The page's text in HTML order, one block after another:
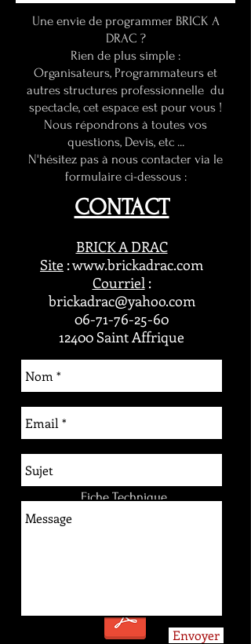
Une envie de programmer BRICK A
DRAC ?
Rien de plus simple :
Organisateurs, Programmateurs et
autres structures professionnelle du
spectacle, cet espace est pour vous !
Nous répondrons à toutes vos
questions, Devis, etc ...
N'hésitez pas à nous contacter via le
formulaire ci-dessous :
CONTACT
BRICK A DRAC
Site :www.brickadrac.com
Courriel:
brickadrac@yahoo.com
06-71-76-25-60
12400 Saint Affrique
Éléments à Télécharger :
Fiche Technique
Envoyer